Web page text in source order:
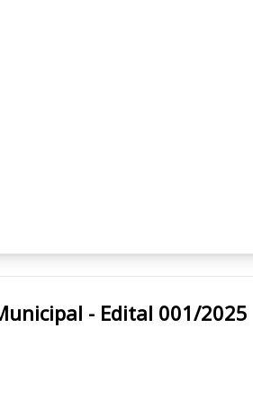
Prefeitura Municipal - Edital 001/2025